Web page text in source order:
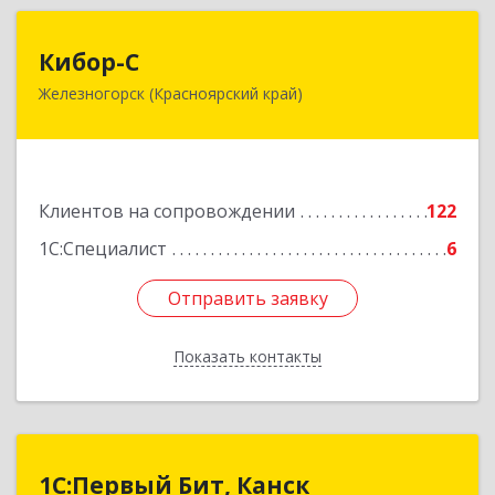
Кибор-С
Железногорск (Красноярский край)
Клиентов на сопровождении
122
1С:Специалист
6
Отправить заявку
Показать контакты
662973, Красноярский край, Железногорск г,
Отправить заявку
Назад
1С:Первый Бит, Канск